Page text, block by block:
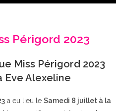
Périgord 2023
Miss Périgord 2023
Eve Alexeline
a eu lieu le Samedi 8 juillet à la